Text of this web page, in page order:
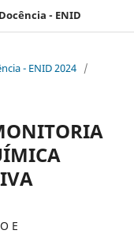
- ENID
- ENID 2024 /
E